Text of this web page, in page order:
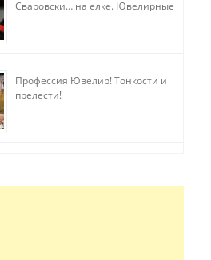
Сваровски… на елке. Ювелирные
Профессия Ювелир! Тонкости и
прелести!